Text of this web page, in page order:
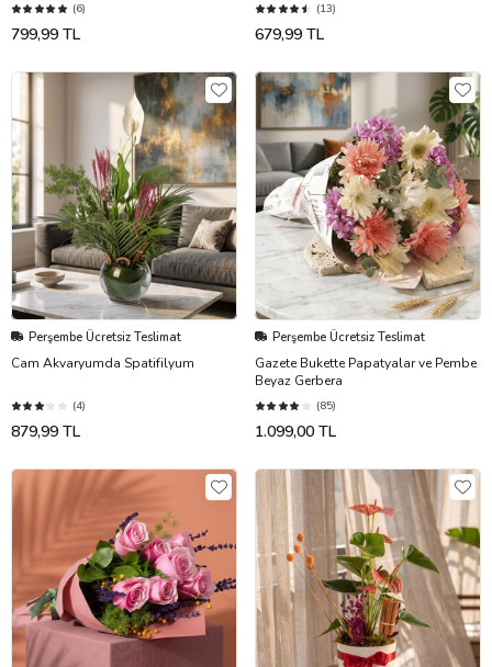
(6)
799,99 TL
(13)
679,99 TL
Perşembe Ücretsiz Teslimat
Cam Akvaryumda Spatifilyum
(4)
879,99 TL
Perşembe Ücretsiz Teslimat
Gazete Bukette Papatyalar ve Pembe
Beyaz Gerbera
(85)
1.099,00 TL